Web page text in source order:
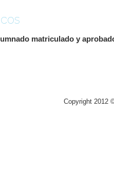
matriculado y
Copyright 2012